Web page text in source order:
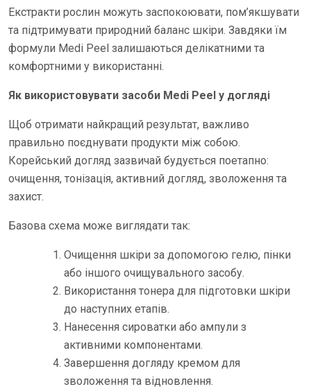
Екстракти рослин можуть заспокоювати, пом’якшувати
та підтримувати природний баланс шкіри. Завдяки їм
формули Medi Peel залишаються делікатними та
комфортними у використанні.
Як використовувати засоби Medi Peel у догляді
Щоб отримати найкращий результат, важливо
правильно поєднувати продукти між собою.
Корейський догляд зазвичай будується поетапно:
очищення, тонізація, активний догляд, зволоження та
захист.
Базова схема може виглядати так:
Очищення шкіри за допомогою гелю, пінки
або іншого очищувального засобу.
Використання тонера для підготовки шкіри
до наступних етапів.
Нанесення сироватки або ампули з
активними компонентами.
Завершення догляду кремом для
зволоження та відновлення.